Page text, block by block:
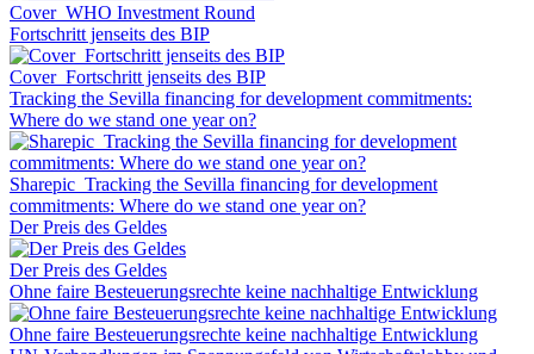
Cover_WHO Investment Round
Fortschritt jenseits des BIP
Cover_Fortschritt jenseits des BIP
Tracking the Sevilla financing for development commitments:
Where do we stand one year on?
Sharepic_Tracking the Sevilla financing for development
commitments: Where do we stand one year on?
Der Preis des Geldes
Der Preis des Geldes
Ohne faire Besteuerungsrechte keine nachhaltige Entwicklung
Ohne faire Besteuerungsrechte keine nachhaltige Entwicklung